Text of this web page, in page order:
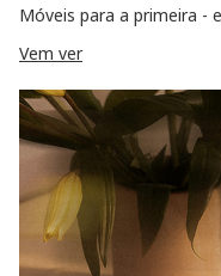
Móveis para a primeira -
Vem ver